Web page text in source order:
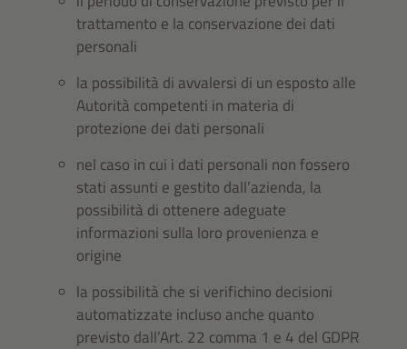
trattamento e la conservazione dei dati
personali
la possibilità di avvalersi di un esposto alle
Autorità competenti in materia di
protezione dei dati personali
nel caso in cui i dati personali non fossero
stati assunti e gestito dall’azienda, la
possibilità di ottenere adeguate
informazioni sulla loro provenienza e
origine
la possibilità che si verifichino decisioni
automatizzate incluso anche quanto
previsto dall’Art. 22 comma 1 e 4 del GDPR